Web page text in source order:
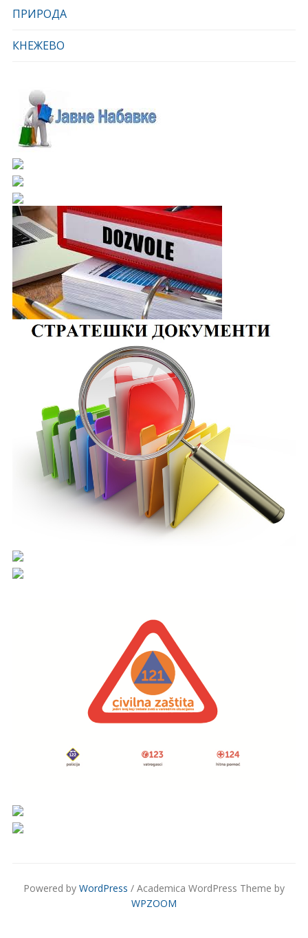
ПРИРОДА
КНЕЖЕВО
Powered by WordPress / Academica WordPress Theme by
WPZOOM